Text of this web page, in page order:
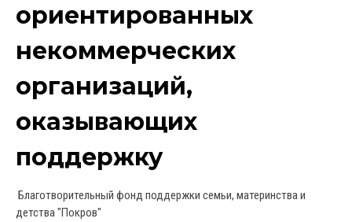
ориентированных
некоммерческих
организаций,
оказывающих
поддержку
Благотворительный фонд поддержки семьи, материнства и
детства "Покров"